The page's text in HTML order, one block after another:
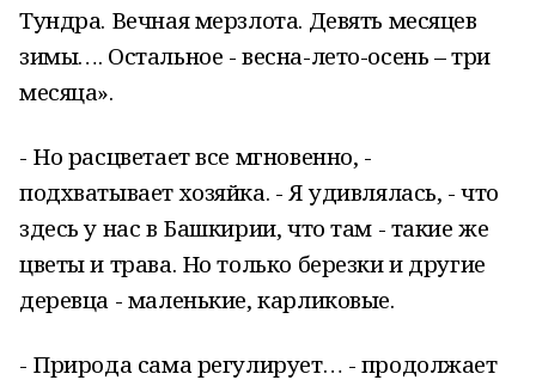
Тундра. Вечная мерзлота. Девять месяцев
зимы…. Остальное - весна-лето-осень – три
месяца».
- Но расцветает все мгновенно, -
подхватывает хозяйка. - Я удивлялась, - что
здесь у нас в Башкирии, что там - такие же
цветы и трава. Но только березки и другие
деревца - маленькие, карликовые.
- Природа сама регулирует… - продолжает